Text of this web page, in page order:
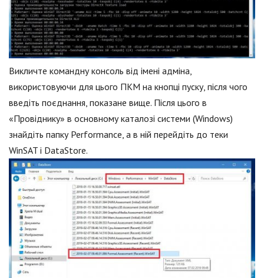
Викличте командну консоль від імені адміна,
використовуючи для цього ПКМ на кнопці пуску, після чого
введіть поєднання, показане вище. Після цього в
«Провіднику» в основному каталозі системи (Windows)
знайдіть папку Performance, а в ній перейдіть до теки
WinSAT і DataStore.